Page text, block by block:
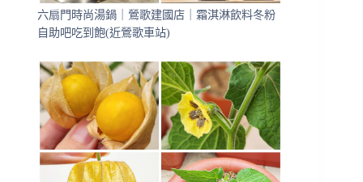
六扇門時尚湯鍋｜鶯歌建國店｜霜淇淋飲料冬粉
自助吧吃到飽(近鶯歌車站)